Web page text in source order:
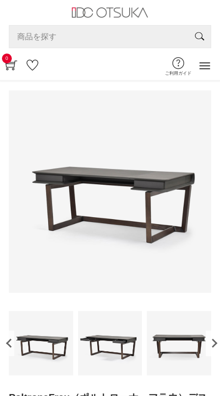
0
ご利用ガイド